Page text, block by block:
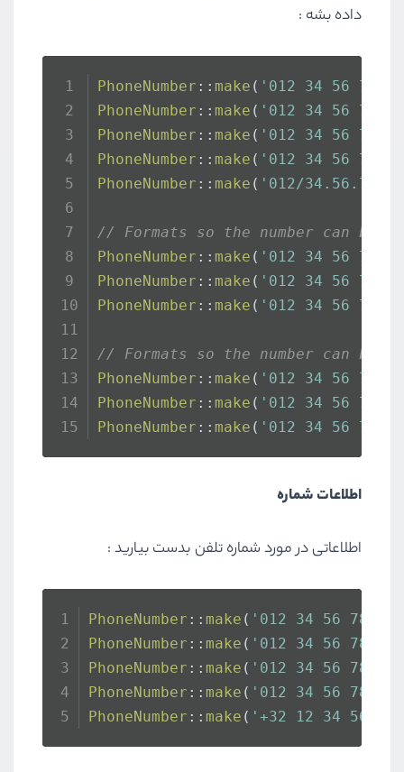
داده بشه :
PhoneNumber :: make ( '012 34 56 78'
PhoneNumber :: make ( '012 34 56 78'
PhoneNumber :: make ( '012 34 56 78'
PhoneNumber :: make ( '012 34 56 78'
PhoneNumber :: make ( '012/34.56.78'
// Formats so the number can be
PhoneNumber :: make ( '012 34 56 78'
PhoneNumber :: make ( '012 34 56 78'
PhoneNumber :: make ( '012 34 56 78'
// Formats so the number can be
PhoneNumber :: make ( '012 34 56 78'
PhoneNumber :: make ( '012 34 56 78'
PhoneNumber :: make ( '012 34 56 78'
اطلاعات شماره
اطلاعاتی در مورد شماره تلفن بدست بیارید :
PhoneNumber :: make ( '012 34 56 78'
PhoneNumber :: make ( '012 34 56 78'
PhoneNumber :: make ( '012 34 56 78'
PhoneNumber :: make ( '012 34 56 78'
PhoneNumber :: make ( '+32 12 34 56 78'